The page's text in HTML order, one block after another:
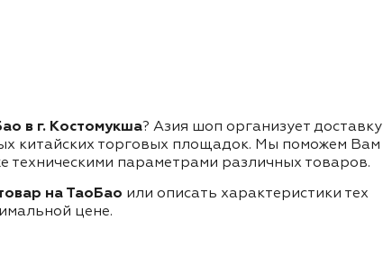
в г. Костомукша? Азия шоп организует доставку
китайских торговых площадок. Мы поможем Вам
техническими параметрами различных товаров.
на ТаоБао или описать характеристики тех
цене.